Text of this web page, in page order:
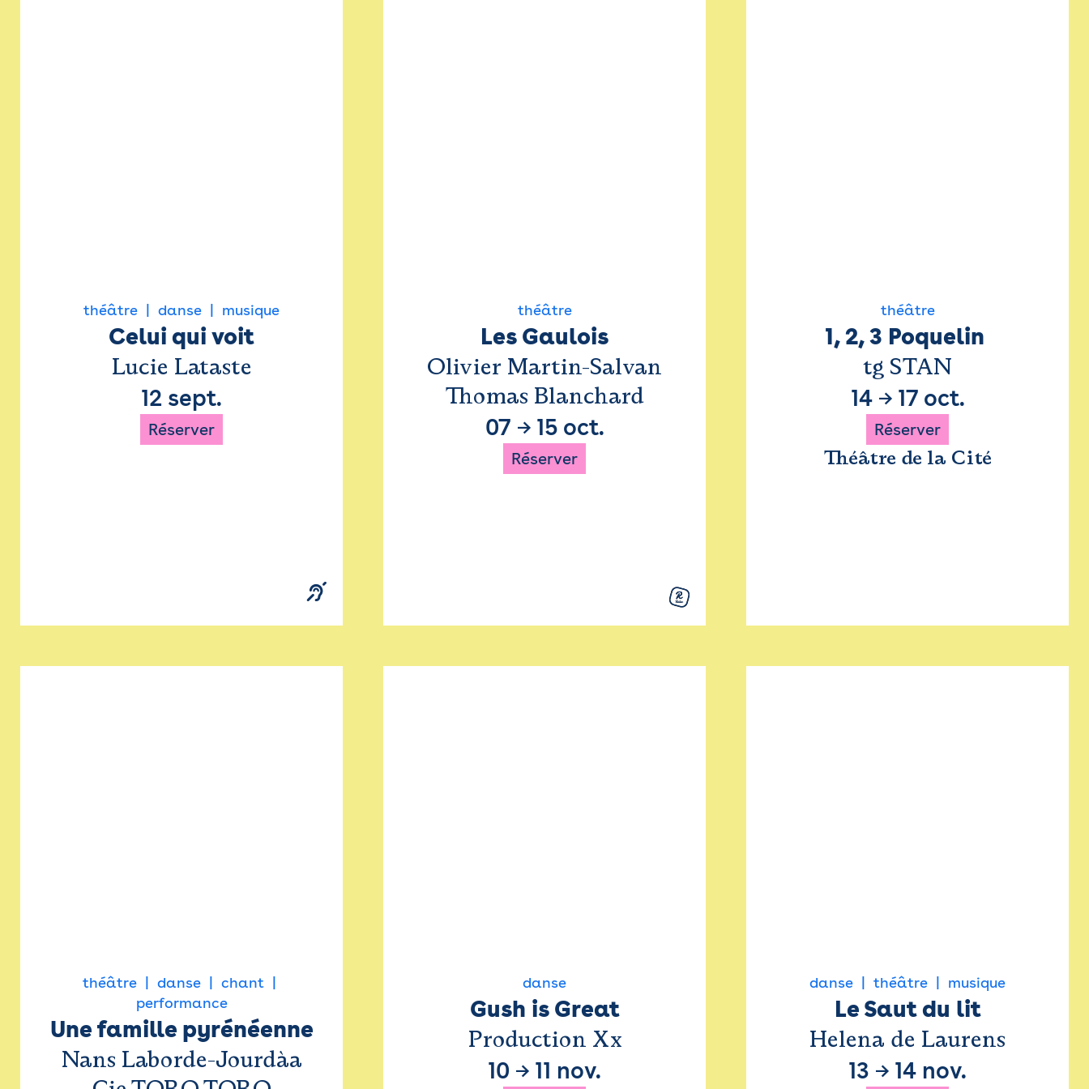
théâtre danse musique
Celui qui voit
Lucie Lataste
12 sept.
Réserver
théâtre
Les Gaulois
Olivier Martin-Salvan
Thomas Blanchard
07 → 15 oct.
Réserver
théâtre
1, 2, 3 Poquelin
tg STAN
14→ 17 oct.
Réserver
Théâtre de la Cité
théâtre danse
chant
performance
Une famille pyrénéenne
Nans Laborde-Jourdàa
danse
Gush is Great
Production Xx
10 → 11 nov.
danse théâtre musique
Le Saut du lit
Helena de Laurens
13 → 14 nov.